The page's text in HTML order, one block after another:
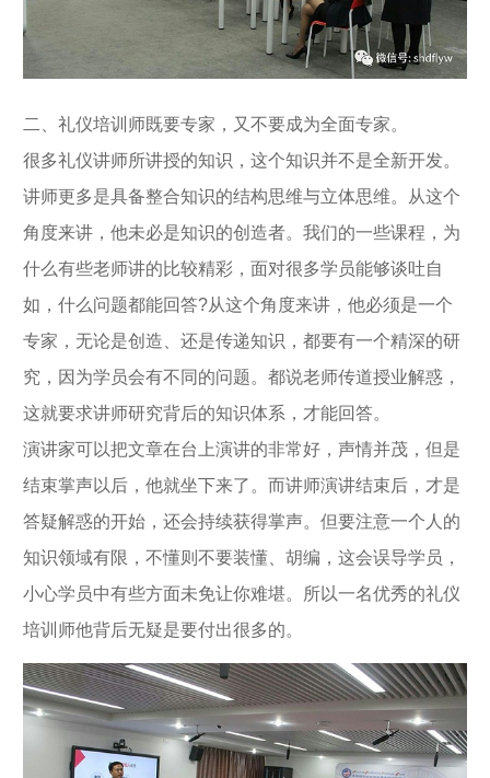
二、礼仪培训师既要专家，又不要成为全面专家。
很多礼仪讲师所讲授的知识，这个知识并不是全新开发。
讲师更多是具备整合知识的结构思维与立体思维。从这个
角度来讲，他未必是知识的创造者。我们的一些课程，为
什么有些老师讲的比较精彩，面对很多学员能够谈吐自
如，什么问题都能回答?从这个角度来讲，他必须是一个
专家，无论是创造、还是传递知识，都要有一个精深的研
究，因为学员会有不同的问题。都说老师传道授业解惑，
这就要求讲师研究背后的知识体系，才能回答。
演讲家可以把文章在台上演讲的非常好，声情并茂，但是
结束掌声以后，他就坐下来了。而讲师演讲结束后，才是
答疑解惑的开始，还会持续获得掌声。但要注意一个人的
知识领域有限，不懂则不要装懂、胡编，这会误导学员，
小心学员中有些方面未免让你难堪。所以一名优秀的礼仪
培训师他背后无疑是要付出很多的。